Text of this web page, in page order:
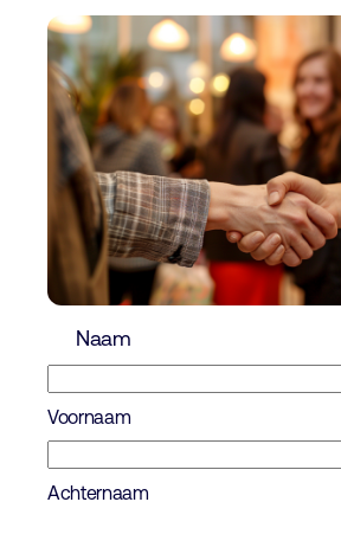
Naam
Voornaam
Achternaam